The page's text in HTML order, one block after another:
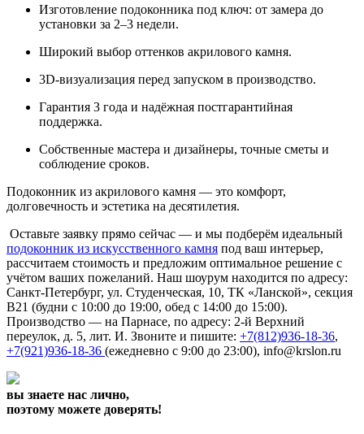
Изготовление подоконника под ключ: от замера до
установки за 2–3 недели.
Широкий выбор оттенков акрилового камня.
3D-визуализация перед запуском в производство.
Гарантия 3 года и надёжная постгарантийная
поддержка.
Собственные мастера и дизайнеры, точные сметы и
соблюдение сроков.
Подоконник из акрилового камня — это комфорт,
долговечность и эстетика на десятилетия.
Оставьте заявку прямо сейчас — и мы подберём идеальный
подоконник из искусственного камня под ваш интерьер,
рассчитаем стоимость и предложим оптимальное решение с
учётом ваших пожеланий. Наш шоурум находится по адресу:
Санкт-Петербург, ул. Студенческая, 10, ТК «Ланской», секция
В21 (будни с 10:00 до 19:00, обед с 14:00 до 15:00).
Производство — на Парнасе, по адресу: 2-й Верхний
переулок, д. 5, лит. И. Звоните и пишите: +7(812)936-18-36,
+7(921)936-18-36 (ежедневно с 9:00 до 23:00), info@krslon.ru
вы знаете нас лично,
поэтому можете доверять!